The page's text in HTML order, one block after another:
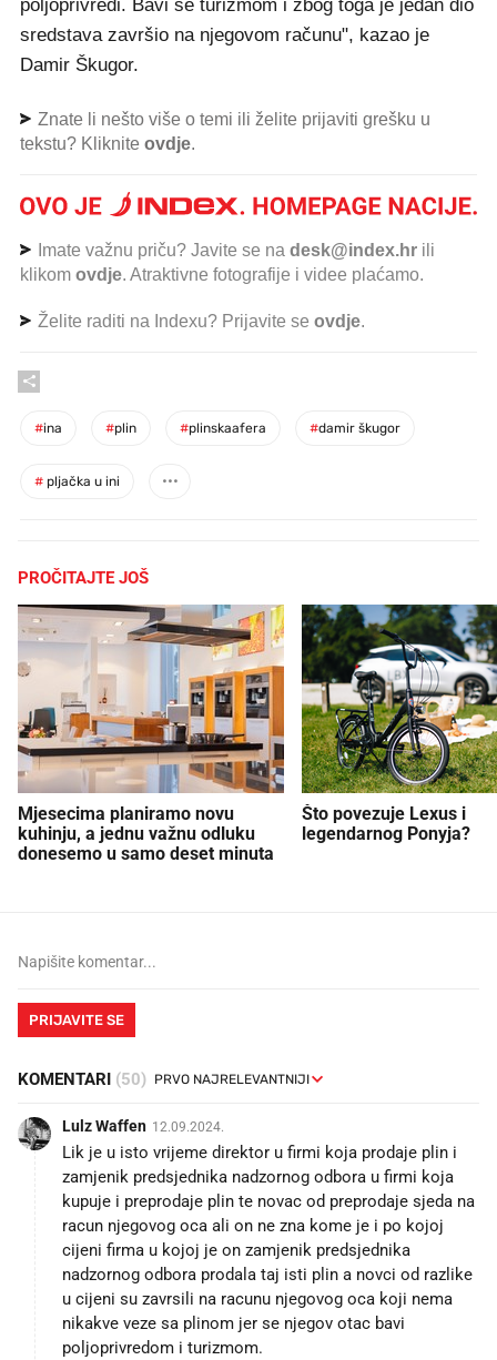
poljoprivredi. Bavi se turizmom i zbog toga je jedan dio
sredstava završio na njegovom računu", kazao je
Damir Škugor.
Znate li nešto više o temi ili želite prijaviti grešku u
tekstu? Kliknite ovdje.
Imate važnu priču? Javite se na desk@index.hr ili
klikom ovdje. Atraktivne fotografije i videe plaćamo.
Želite raditi na Indexu? Prijavite se ovdje.
#ina #plin #plinskaafera #damir škugor
# pljačka u ini
PROČITAJTE JOŠ
Mjesecima planiramo novu
kuhinju, a jednu važnu odluku
donesemo u samo deset minuta
Što povezuje Lexus i
legendarnog Ponyja?
PRIJAVITE SE
KOMENTARI (50)
Lulz Waffen 12.09.2024.
Lik je u isto vrijeme direktor u firmi koja prodaje plin i
zamjenik predsjednika nadzornog odbora u firmi koja
kupuje i preprodaje plin te novac od preprodaje sjeda na
racun njegovog oca ali on ne zna kome je i po kojoj
cijeni firma u kojoj je on zamjenik predsjednika
nadzornog odbora prodala taj isti plin a novci od razlike
u cijeni su zavrsili na racunu njegovog oca koji nema
nikakve veze sa plinom jer se njegov otac bavi
poljoprivredom i turizmom.